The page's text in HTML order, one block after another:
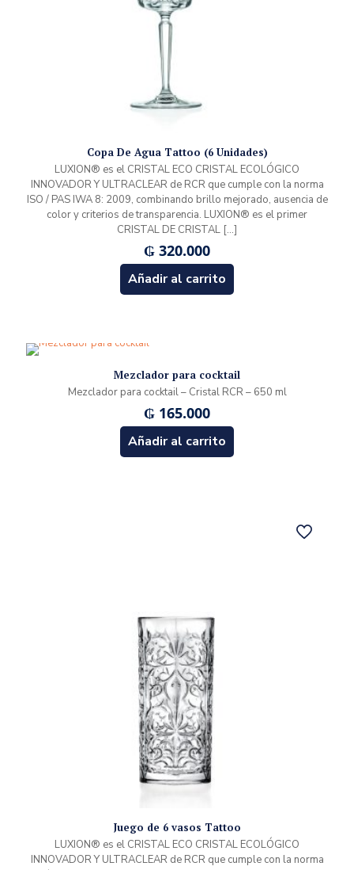
Copa De Agua Tattoo (6 Unidades)
LUXION® es el CRISTAL ECO CRISTAL ECOLÓGICO
INNOVADOR Y ULTRACLEAR de RCR que cumple con la norma
ISO / PAS IWA 8: 2009, combinando brillo mejorado, ausencia de
color y criterios de transparencia. LUXION® es el primer
CRISTAL DE CRISTAL […]
₲ 320.000
Añadir al carrito
Mezclador para cocktail
Mezclador para cocktail – Cristal RCR – 650 ml
₲ 165.000
Añadir al carrito
Juego de 6 vasos Tattoo
LUXION® es el CRISTAL ECO CRISTAL ECOLÓGICO
INNOVADOR Y ULTRACLEAR de RCR que cumple con la norma